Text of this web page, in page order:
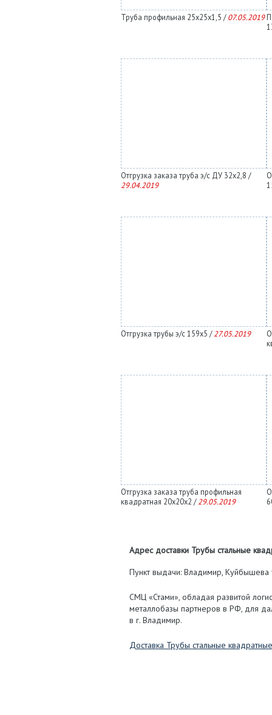
Труба профильная 25х25х1,5 /07.05.2019
Отгрузка заказа труба э/с ДУ 32х2,8 /
29.04.2019
Отгрузка трубы э/с 159х5 / 27.05.2019
Отгрузка заказа труба профильная
квадратная 20х20х2 / 29.05.2019
Адрес доставки Трубы стальные
Пункт выдачи: Владимир, Куйбышева
СМЦ «Стами», обладая развитой
металлобазы партнеров в РФ, для
в г. Владимир.
Доставка Трубы стальные